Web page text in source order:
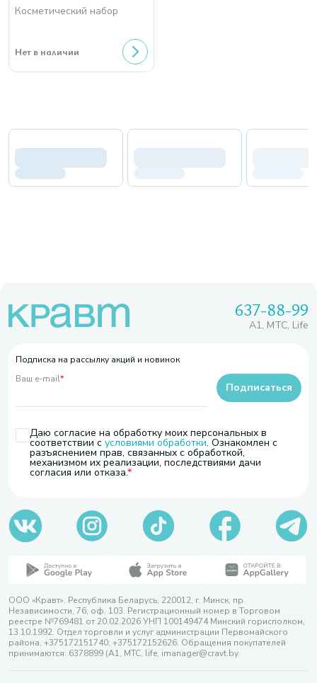
Косметический набор
Нет в наличии
637-88-99
A1, МТС, Life
Подписка на рассылку акций и новинок
Ваш e-mail*
Даю согласие на обработку моих персональных в
соответствии с условиями обработки. Ознакомлен с
разъяснением прав, связанных с обработкой,
механизмом их реализации, последствиями дачи
согласия или отказа.
Подписаться
ООО «Кравт». Республика Беларусь, 220012, г. Минск, пр.
Независимости, 76, оф. 103. Регистрационный номер в Торговом
реестре №769481 от 20.02.2026 УНП 100149474 Минский горисполком,
13.10.1992. Отдел торговли и услуг администрации Первомайского
района, +375172151740; +375172152626. Обращения покупателей
принимаются: 6378899 (А1, МТС, life, imanager@cravt.by.